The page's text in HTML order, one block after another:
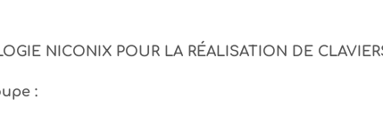
NICONIX POUR LA RÉALISATION DE
: